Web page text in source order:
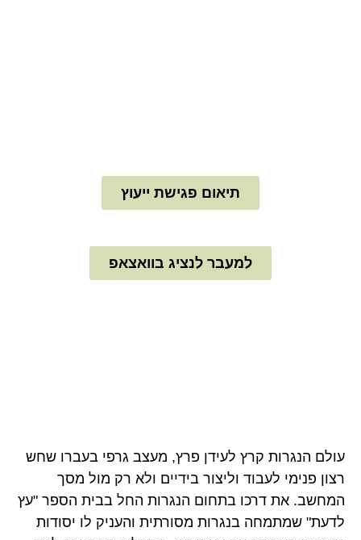
תיאום פגישת ייעוץ
למעבר לנציג בוואצאפ
עולם הנגרות קרץ לעידן פרץ, מעצב גרפי בעברו שחש
רצון פנימי לעבוד וליצור בידיים ולא רק מול מסך
המחשב. את דרכו בתחום הנגרות החל בבית הספר "עץ
לדעת" שמתמחה בנגרות מסורתית והעניק לו יסודות